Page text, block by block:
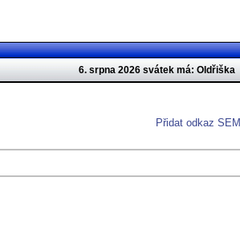
6. srpna 2026 svátek má: Oldřiška
Přidat odkaz SEM